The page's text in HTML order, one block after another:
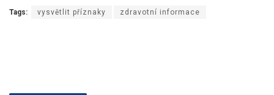
Tags: vysvětlit příznaky zdravotní informace